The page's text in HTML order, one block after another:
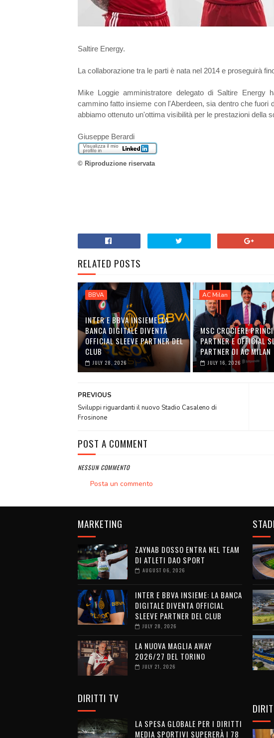
Saltire Energy.
La collaborazione tra le parti è nata nel 2014 e proseguirà
Mike Loggie amministratore delegato di Saltire Energy
cammino fatto insieme con l'Aberdeen, sia dentro che fuori
abbiamo ottenuto un'ottima visibilità per le prestazioni della
Giuseppe Berardi
© Riproduzione riservata
RELATED POSTS
BBVA
INTER E BBVA INSIEME: LA
BANCA DIGITALE DIVENTA
OFFICIAL SLEEVE PARTNER DEL
CLUB
JULY 28, 2026
AC Milan
MSC CROCIERE
PARTNER E OFFICIAL
PARTNER DI AC MILAN
JULY 16, 2026
PREVIOUS
Sviluppi riguardanti il nuovo Stadio Casaleno di
Frosinone
POST A COMMENT
NESSUN COMMENTO
Posta un commento
MARKETING
ZAYNAB DOSSO ENTRA NEL TEAM
DI ATLETI DAO SPORT
AUGUST 06, 2026
INTER E BBVA INSIEME: LA BANCA
DIGITALE DIVENTA OFFICIAL
SLEEVE PARTNER DEL CLUB
JULY 28, 2026
LA NUOVA MAGLIA AWAY
2026/27 DEL TORINO
JULY 21, 2026
DIRITTI TV
LA SPESA GLOBALE PER I DIRITTI
MEDIA SPORTIVI SUPERERÀ I 78